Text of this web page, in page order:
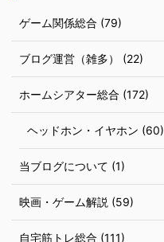
ゲーム関係総合 (79)
ブログ運営（雑多） (22)
ホームシアター総合 (172)
ヘッドホン・イヤホン (60)
当ブログについて (1)
映画・ゲーム解説 (59)
自宅筋トレ総合 (111)